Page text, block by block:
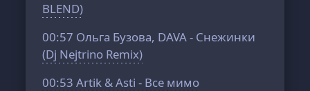
BLEND)
00:57 Ольга Бузова, DAVA - Снежинки
(Dj Nejtrino Remix)
00:53 Artik & Asti - Все мимо